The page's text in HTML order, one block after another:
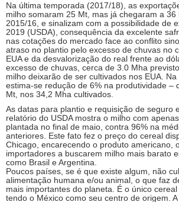
Na última temporada (2017/18), as
milho somaram 25 Mt, mas já chegaram a 36
2015/16, e sinalizam com a possibilidade de
2019 (USDA), consequência da excelente
nas cotações do mercado face ao conflito
atraso no plantio pelo excesso de chuvas no
EUA e da desvalorização do real frente ao
excesso de chuvas, cerca de 3.0 Mha
milho deixarão de ser cultivados nos EUA. Na
estima-se redução de 6% na produtividade –
Mt, nos 34,2 Mha cultivados.
As datas para plantio e requisição de seguro
relatório do USDA mostra o milho com
plantada no final de maio, contra 96% na
anteriores. Este fato fez o preço do cereal
Chicago, encarecendo o produto americano,
importadores a buscarem milho mais barato
como Brasil e Argentina.
Poucos países, se é que existe algum, não
alimentação humana e/ou animal, o que faz
mais importantes do planeta. É o único cereal
tendo o México como seu centro de origem.